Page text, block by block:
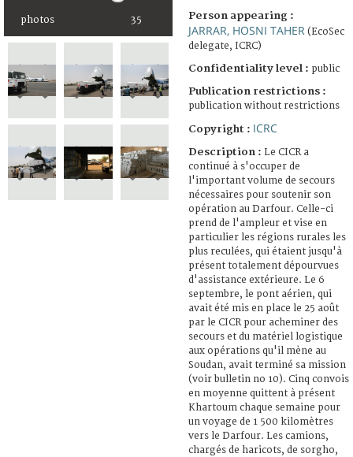
photos 35 Person appearing :
JARRAR, HOSNI TAHER (EcoSec
delegate, ICRC)
Confidentiality level : public
Publication restrictions :
publication without restrictions
Copyright : ICRC
Description : Le CICR a
continué à s'occuper de
l'important volume de secours
nécessaires pour soutenir son
opération au Darfour. Celle-ci
prend de l'ampleur et vise en
particulier les régions rurales les
plus reculées, qui étaient jusqu'à
présent totalement dépourvues
d'assistance extérieure. Le 6
septembre, le pont aérien, qui
avait été mis en place le 25 août
par le CICR pour acheminer des
secours et du matériel logistique
aux opérations qu'il mène au
Soudan, avait terminé sa mission
(voir bulletin no 10). Cinq convois
en moyenne quittent à présent
Khartoum chaque semaine pour
un voyage de 1 500 kilomètres
vers le Darfour. Les camions,
chargés de haricots, de sorgho,